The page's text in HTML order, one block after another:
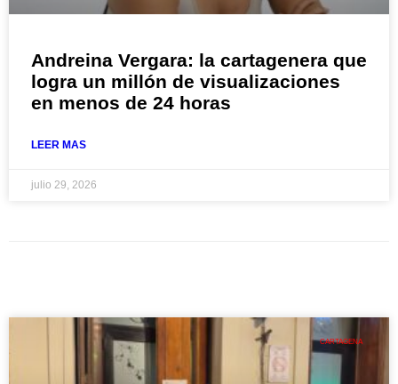
Andreina Vergara: la cartagenera que
logra un millón de visualizaciones
en menos de 24 horas
LEER MAS
julio 29, 2026
CARTAGENA